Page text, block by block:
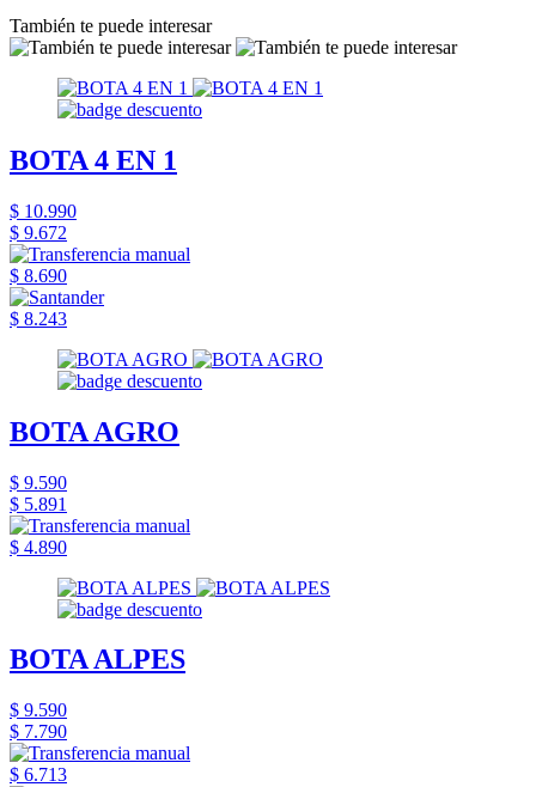
También te puede interesar
BOTA 4 EN 1
$ 10.990
$ 9.672
$ 8.690
$ 8.243
BOTA AGRO
$ 9.590
$ 5.891
$ 4.890
BOTA ALPES
$ 9.590
$ 7.790
$ 6.713